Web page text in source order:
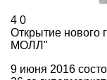
4 0
Открытие
МОЛЛ"
9 июня 2016